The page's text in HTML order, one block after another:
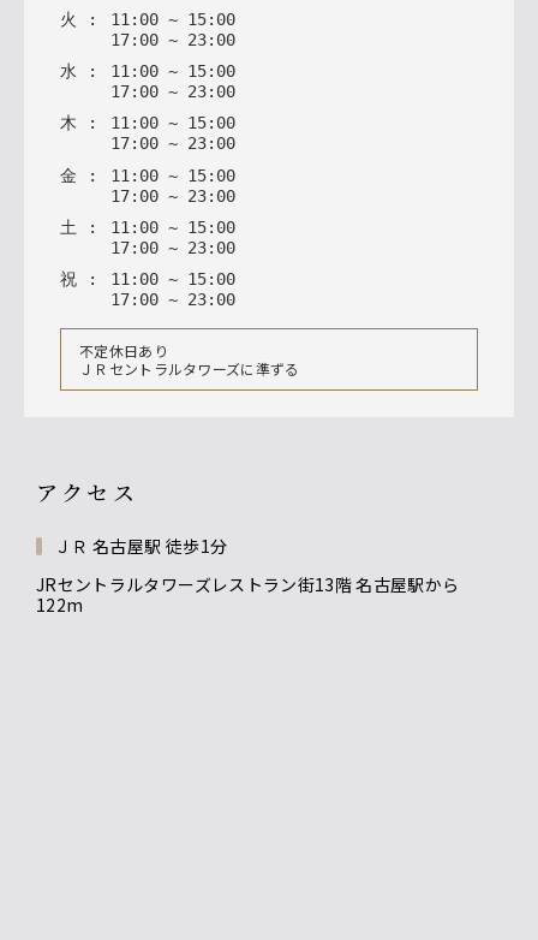
火
: 11 : 00 ~ 15: 00
17: 00 ~ 23: 00
水 : 11: 00 ~ 15: 00
17: 00 ~ 23: 00
木 : 11: 00 ~ 15: 00
17: 00 ~ 23: 00
金 : 11 : 00 ~ 15: 00
17: 00 ~ 23: 00
土 : 11 : 00 ~ 15: 00
17: 00 ~ 23: 00
祝 : 11 : 00 ~ 15: 00
17: 00 ~ 23: 00
不定休日あり
ＪＲセントラルタワーズに準ずる
アクセス
ＪＲ 名古屋駅 徒歩1分
JRセントラルタワーズレストラン街13階 名古屋駅から
122m